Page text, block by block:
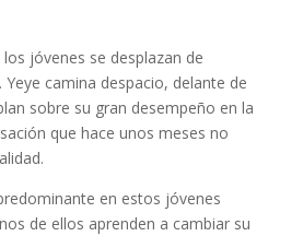
jóvenes se desplazan de
Yeye camina despacio, delante de
sobre su gran desempeño en la
que hace unos meses no
en estos jóvenes
de ellos aprenden a cambiar su